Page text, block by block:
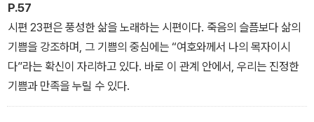
P.57
시편 23편은 풍성한 삶을 노래하는 시편이다. 죽음의 슬픔보다 삶의
기쁨을 강조하며, 그 기쁨의 중심에는 “여호와께서 나의 목자이시
다”라는 확신이 자리하고 있다. 바로 이 관계 안에서, 우리는 진정한
기쁨과 만족을 누릴 수 있다.